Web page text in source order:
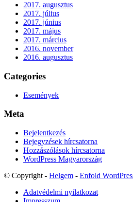
2017. augusztus
2017. július
2017. június
2017. május
2017. március
2016. november
2016. augusztus
Categories
Események
Meta
Bejelentkezés
Bejegyzések hírcsatorna
Hozzászólások hírcsatorna
WordPress Magyarország
© Copyright - Helgem - Enfold
Adatvédelmi nyilatkozat